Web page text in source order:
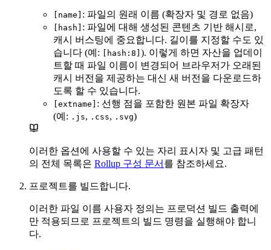
[name] : 파일의 원래 이름 (확장자 및 경로 없음)
[hash] : 파일에 대해 생성된 콘텐츠 기반 해시로,
캐시 버스팅에 중요합니다. 길이를 지정할 수도 있
습니다 (예:
[hash:8] ). 이렇게 하면 자산을 업데이
트할 때 파일 이름이 변경되어 브라우저가 오래된
캐시 버전을 제공하는 대신 새 버전을 다운로드하
도록 할 수 있습니다.
[extname] : 선행 점을 포함한 원본 파일 확장자
(예: .js, .css, .svg)
이러한 옵션에 사용할 수 있는 자리 표시자 및 고급 패턴
의 전체 목록은 Rollup 구성 문서 를 참조하세요.
프로젝트를 빌드합니다.
이러한 파일 이름 사용자 정의는 프로덕션 빌드 출력에
만 적용되므로 프로젝트의 빌드 명령을 실행해야 합니
다.